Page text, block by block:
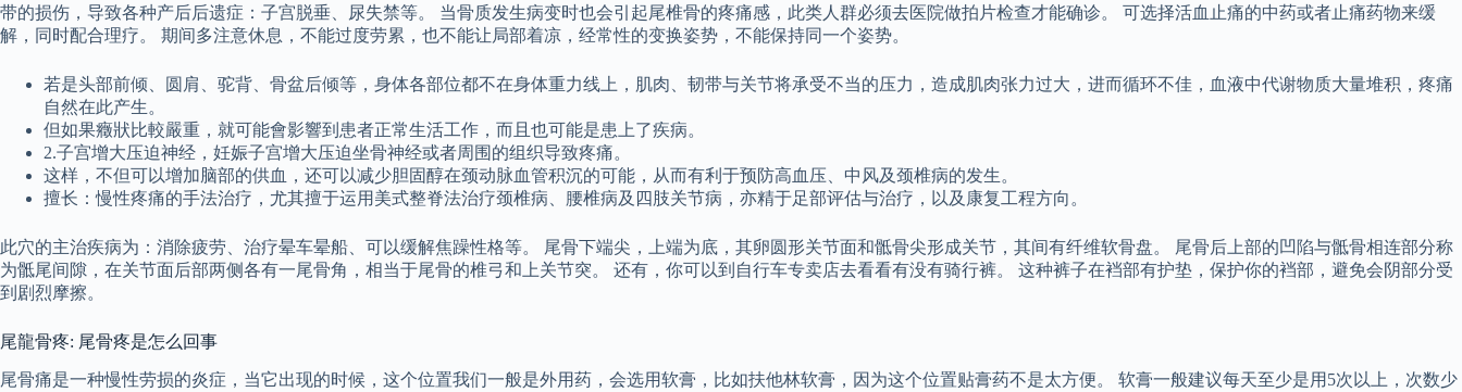
带的损伤，导致各种产后后遗症：子宫脱垂、尿失禁等。 当骨质发生病变时也会引起尾椎骨的疼痛感，此类人群必须去医院做拍片检查才能确诊。 可选择活血止痛的中药或者止痛药物来缓
解，同时配合理疗。 期间多注意休息，不能过度劳累，也不能让局部着凉，经常性的变换姿势，不能保持同一个姿势。
若是头部前倾、圆肩、驼背、骨盆后倾等，身体各部位都不在身体重力线上，肌肉、韧带与关节将承受不当的压力，造成肌肉张力过大，进而循环不佳，血液中代谢物质大量堆积，疼痛
自然在此产生。
但如果癥狀比較嚴重，就可能會影響到患者正常生活工作，而且也可能是患上了疾病。
2.子宫增大压迫神经，妊娠子宫增大压迫坐骨神经或者周围的组织导致疼痛。
这样，不但可以增加脑部的供血，还可以减少胆固醇在颈动脉血管积沉的可能，从而有利于预防高血压、中风及颈椎病的发生。
擅长：慢性疼痛的手法治疗，尤其擅于运用美式整脊法治疗颈椎病、腰椎病及四肢关节病，亦精于足部评估与治疗，以及康复工程方向。
此穴的主治疾病为：消除疲劳、治疗晕车晕船、可以缓解焦躁性格等。 尾骨下端尖，上端为底，其卵圆形关节面和骶骨尖形成关节，其间有纤维软骨盘。 尾骨后上部的凹陷与骶骨相连部分称
为骶尾间隙，在关节面后部两侧各有一尾骨角，相当于尾骨的椎弓和上关节突。 还有，你可以到自行车专卖店去看看有没有骑行裤。 这种裤子在裆部有护垫，保护你的裆部，避免会阴部分受
到剧烈摩擦。
尾龍骨疼: 尾骨疼是怎么回事
尾骨痛是一种慢性劳损的炎症，当它出现的时候，这个位置我们一般是外用药，会选用软膏，比如扶他林软膏，因为这个位置贴膏药不是太方便。 软膏一般建议每天至少是用5次以上，次数少